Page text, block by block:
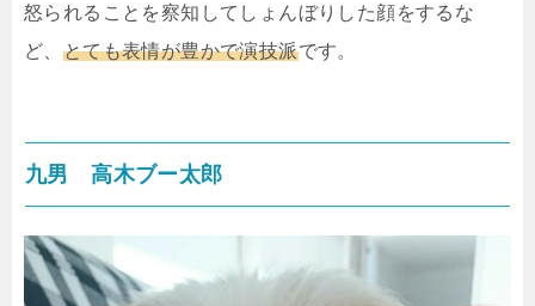
怒られることを察知してしょんぼりした顔をするな
ど、 とても表情が豊かで演技派です。
九男 高木ブー太郎